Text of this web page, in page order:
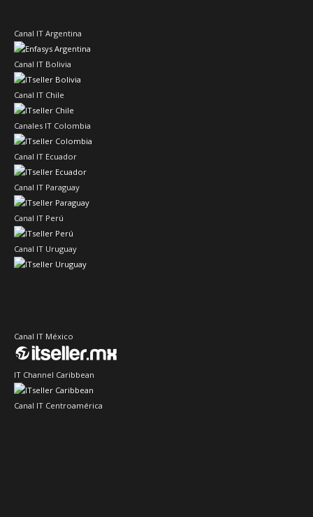
Canal IT Argentina
Canal IT Bolivia
Canal IT Chile
Canales IT Colombia
Canal IT Ecuador
Canal IT Paraguay
Canal IT Perú
Canal IT Uruguay
Canal IT México
IT Channel Caribbean
Canal IT Centroamérica